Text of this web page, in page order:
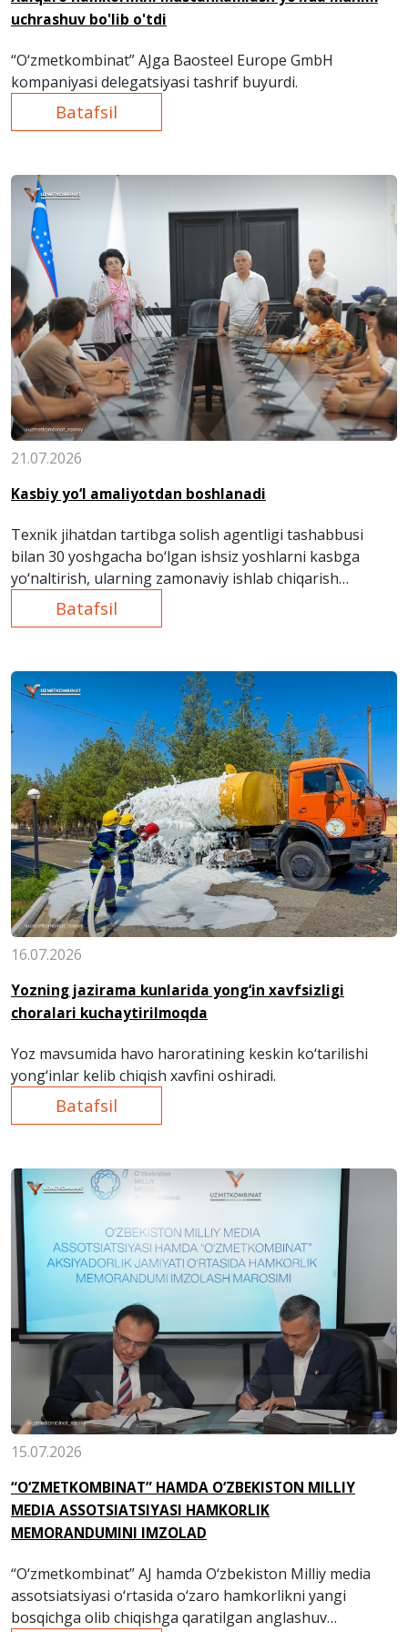
uchrashuv bo'lib o'tdi
“O‘zmetkombinat” AJga Baosteel Europe GmbH
kompaniyasi delegatsiyasi tashrif buyurdi.
Batafsil
21.07.2026
Kasbiy yo‘l amaliyotdan boshlanadi
Texnik jihatdan tartibga solish agentligi tashabbusi
bilan 30 yoshgacha bo‘lgan ishsiz yoshlarni kasbga
yo‘naltirish, ularning zamonaviy ishlab chiqarish
jarayonlari bilan yaqindan tanishtirish maqsadida
“O‘zmetkombinat” AJga ekskursiya tashkil etildi.
Batafsil
16.07.2026
Yozning jazirama kunlarida yong‘in xavfsizligi
choralari kuchaytirilmoqda
Yoz mavsumida havo haroratining keskin ko‘tarilishi
yong‘inlar kelib chiqish xavfini oshiradi.
Batafsil
15.07.2026
“O‘ZMETKOMBINAT” HAMDA O‘ZBEKISTON MILLIY
MEDIA ASSOTSIATSIYASI HAMKORLIK
MEMORANDUMINI IMZOLAD
“O‘zmetkombinat” AJ hamda O‘zbekiston Milliy media
assotsiatsiyasi o‘rtasida o‘zaro hamkorlikni yangi
bosqichga olib chiqishga qaratilgan anglashuv